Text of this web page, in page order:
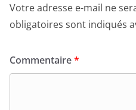
Votre adresse e-mail ne
obligatoires sont indiqués
Commentaire*